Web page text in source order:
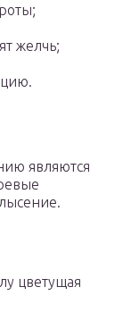
желчь;
являются
цветущая